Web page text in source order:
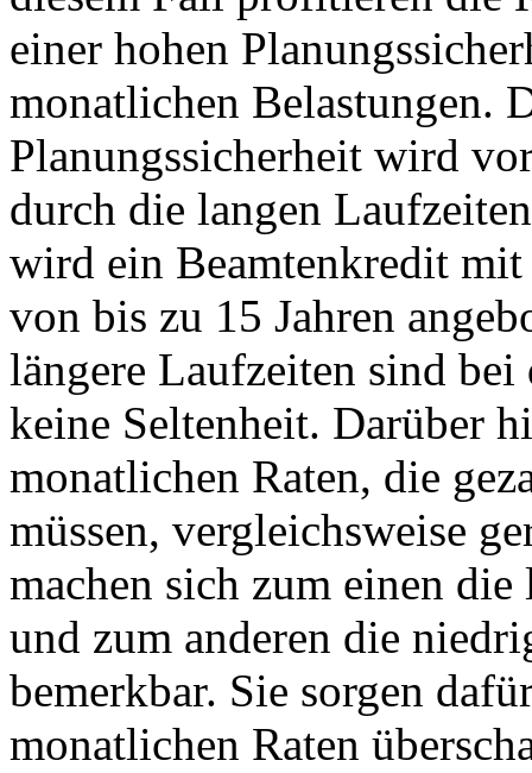
einer hohen
monatlichen Belastungen.
Planungssicherheit wird
durch die langen
wird ein Beamtenkredit
von bis zu 15 Jahren
längere Laufzeiten sind bei
keine Seltenheit. Darüber
monatlichen Raten, die
müssen, vergleichsweise
machen sich zum einen
und zum anderen die
bemerkbar. Sie sorgen
monatlichen Raten